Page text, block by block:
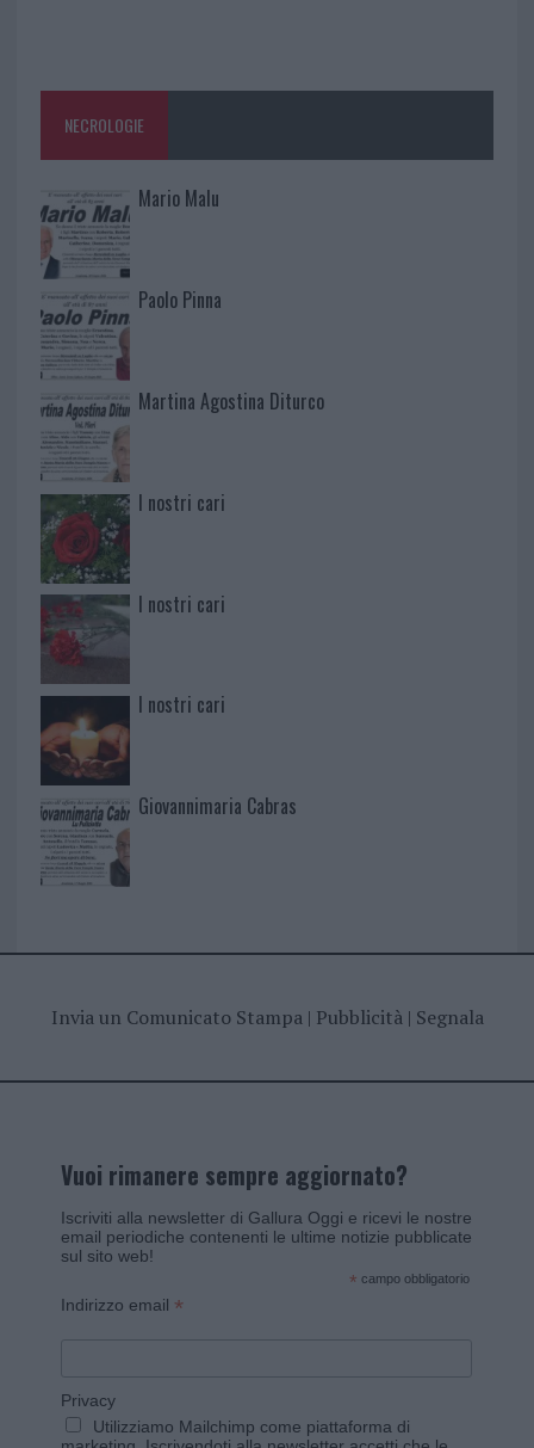
NECROLOGIE
Mario Malu
Paolo Pinna
Martina Agostina Diturco
I nostri cari
I nostri cari
I nostri cari
Giovannimaria Cabras
Invia un Comunicato Stampa| Pubblicità| Segnala
Vuoi rimanere sempre aggiornato?
Iscriviti alla newsletter di Gallura Oggi e ricevi le nostre
email periodiche contenenti le ultime notizie pubblicate
sul sito web!
* campo obbligatorio
Indirizzo email *
Privacy
Utilizziamo Mailchimp come piattaforma di